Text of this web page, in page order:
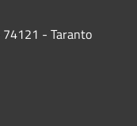
74121 - Taranto